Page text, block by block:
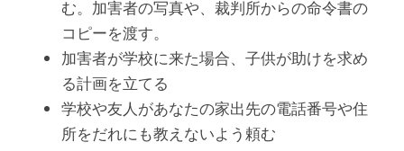
む。加害者の写真や、裁判所からの命令書の
コピーを渡す。
加害者が学校に来た場合、子供が助けを求め
る計画を立てる
学校や友人があなたの家出先の電話番号や住
所をだれにも教えないよう頼む